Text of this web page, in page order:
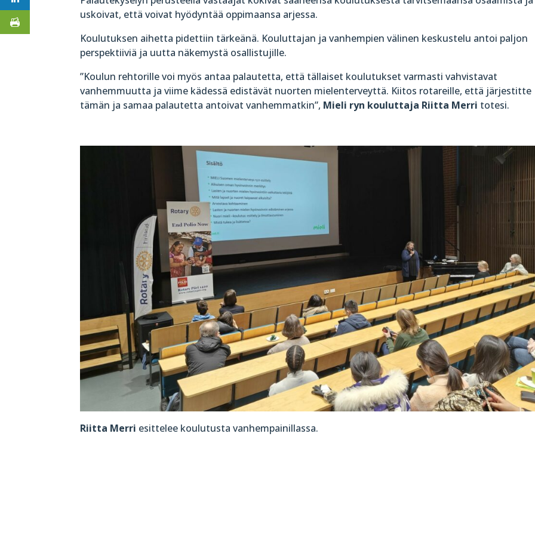
uskoivat, että voivat hyödyntää oppimaansa arjessa.
Koulutuksen aihetta pidettiin tärkeänä. Kouluttajan ja vanhempien välinen keskustelu antoi paljon
perspektiiviä ja uutta näkemystä osallistujille.
”Koulun rehtorille voi myös antaa palautetta, että tällaiset koulutukset varmasti vahvistavat
vanhemmuutta ja viime kädessä edistävät nuorten mielenterveyttä. Kiitos rotareille, että järjestitte
tämän ja samaa palautetta antoivat vanhemmatkin”, Mieli ryn kouluttaja Riitta Merri totesi.
Riitta Merri esittelee koulutusta vanhempainillassa.